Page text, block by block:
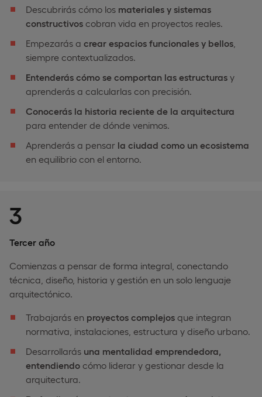
Descubrirás cómo los materiales y sistemas
constructivos cobran vida en proyectos reales.
Empezarás a crear espacios funcionales y bellos
siempre contextualizados.
Entenderás cómo se comportan las estructuras y
aprenderás a calcularlas con precisión.
Conocerás la historia reciente de la arquitectura
para entender de dónde venimos.
Aprenderás a pensar la ciudad como un ecosistema
en equilibrio con el entorno.
3
Tercer año
Comienzas a pensar de forma integral, conectando
técnica, diseño, historia y gestión en un solo lenguaje
arquitectónico.
Trabajarás en proyectos complejos que integran
normativa, instalaciones, estructura y diseño urbano.
Desarrollarás una mentalidad emprendedora,
entendiendo cómo liderar y gestionar desde la
arquitectura.